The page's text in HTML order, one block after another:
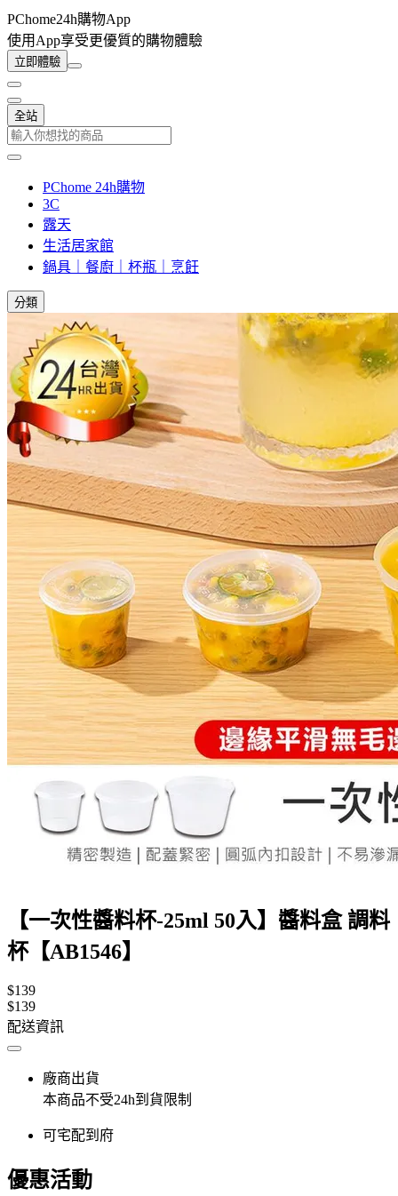
PChome24h購物App
使用App享受更優質的購物體驗
立即體驗
全站
PChome 24h購物
3C
露天
生活居家館
鍋具｜餐廚｜杯瓶｜烹飪
分類
【一次性醬料杯-25ml 50入】醬料盒 調料
杯【AB1546】
$139
$139
配送資訊
廠商出貨
本商品不受24h到貨限制
可宅配到府
優惠活動